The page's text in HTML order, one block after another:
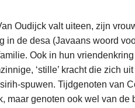
Oudijck valt uiteen, zijn
in de desa (Javaans woord
Ook in hun
‘stille’ kracht die zich
spuwen. Tijdgenoten van
maar genoten ook wel van de